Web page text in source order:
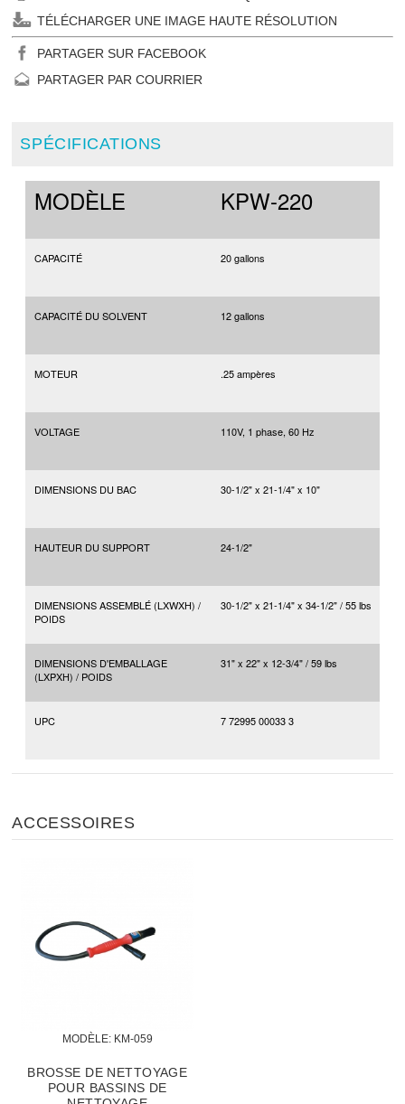
TÉLÉCHARGER UNE IMAGE HAUTE RÉSOLUTION
PARTAGER SUR FACEBOOK
PARTAGER PAR COURRIER
SPÉCIFICATIONS
MODÈLE KPW-220
CAPACITÉ 20 gallons
CAPACITÉ DU SOLVENT 12 gallons
MOTEUR .25 ampères
VOLTAGE 110V, 1 phase, 60 Hz
DIMENSIONS DU BAC 30-1/2" x 21-1/4" x 10"
HAUTEUR DU SUPPORT 24-1/2"
DIMENSIONS ASSEMBLÉ (LXWXH) /
POIDS
30-1/2" x 21-1/4" x 34-1/2" / 55 lbs
DIMENSIONS D'EMBALLAGE
(LXPXH) / POIDS
31" x 22" x 12-3/4" / 59 lbs
UPC 7 72995 00033 3
ACCESSOIRES
MODÈLE: KM-059
BROSSE DE NETTOYAGE
POUR BASSINS DE